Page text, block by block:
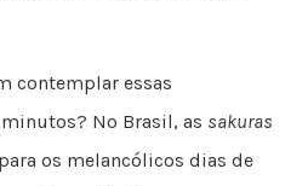
contemplar essas
No Brasil, as sakuras
os melancólicos dias de